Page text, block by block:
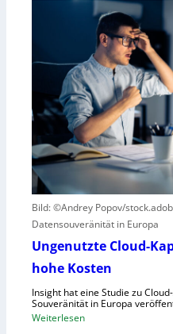
b
o
t
i
k
g
e
r
ü
n
d
t
u
r
z
e
r
B
l
c
k
a
u
C
R
A
,
Bild: ©Andrey Popov/
Datensouveränität in Europa
Ungenutzte Cloud-
hohe Kosten
Insight hat eine Studie zu
Souveränität in Europa
Weiterlesen: